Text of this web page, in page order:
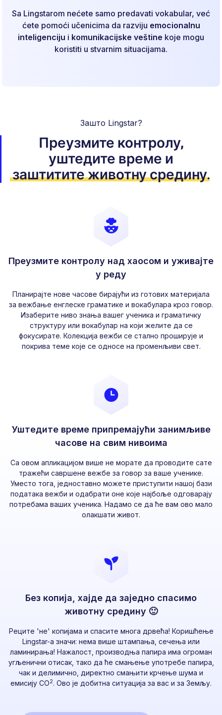
Sa Lingstarom nećete samo predavati vokabular, već
ćete pomoći učenicima da razviju emocionalnu
inteligenciju i komunikacijske veštine koje mogu
koristiti u stvarnim situacijama.
Зашто Lingstar?
Преузмите контролу,
уштедите време и
заштитите животну средину.
Преузмите контролу над хаосом и уживајте
у реду
Планирајте нове часове бирајући из готових материјала
за вежбање енглеске граматике и вокабулара кроз говор.
Изаберите ниво знања вашег ученика и граматичку
структуру или вокабулар на који желите да се
фокусирате. Колекција вежби се стално проширује и
покрива теме које се односе на променљиви свет.
Уштедите време припремајући занимљиве
часове на свим нивоима
Са овом апликацијом више не морате да проводите сате
тражећи савршене вежбе за говор за ваше ученике.
Уместо тога, једноставно можете приступити нашој бази
података вежби и одабрати оне које најбоље одговарају
потребама ваших ученика. Надамо се да ће вам ово мало
олакшати живот.
Без копија, хајде да заједно спасимо
животну средину 🙂
Реците 'не' копијама и спасите многа дрвећа! Коришћење
Lingstar-а значи: нема више штампања, сечења или
ламинирања! Нажалост, производња папира има огроман
угљенични отисак, тако да ће смањење употребе папира,
чак и делимично, директно смањити крчење шума и
емисију CO2. Ово је добитна ситуација за вас и за Земљу.